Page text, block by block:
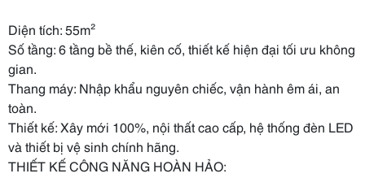
Diện tích: 55m²
Số tầng: 6 tầng bề thế, kiên cố, thiết kế hiện đại tối ưu không
gian.
Thang máy: Nhập khẩu nguyên chiếc, vận hành êm ái, an
toàn.
Thiết kế: Xây mới 100%, nội thất cao cấp, hệ thống đèn LED
và thiết bị vệ sinh chính hãng.
THIẾT KẾ CÔNG NĂNG HOÀN HẢO: